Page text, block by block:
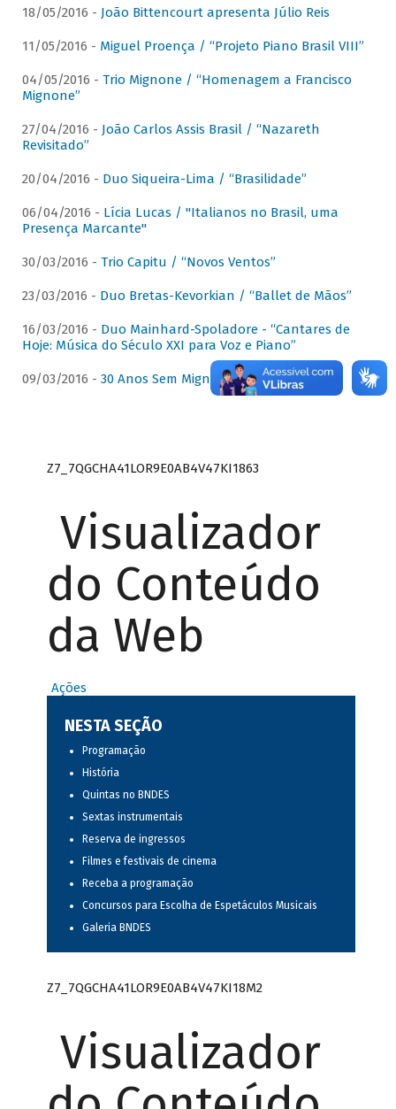
18/05/2016 - João Bittencourt apresenta Júlio Reis
11/05/2016 - Miguel Proença / “Projeto Piano Brasil VIII”
04/05/2016 - Trio Mignone / “Homenagem a Francisco
Mignone”
27/04/2016 - João Carlos Assis Brasil / “Nazareth
Revisitado”
20/04/2016 - Duo Siqueira-Lima / “Brasilidade”
06/04/2016 - Lícia Lucas / "Italianos no Brasil, uma
Presença Marcante"
30/03/2016 - Trio Capitu / “Novos Ventos”
23/03/2016 - Duo Bretas-Kevorkian / “Ballet de Mãos”
16/03/2016 - Duo Mainhard-Spoladore - “Cantares de
Hoje: Música do Século XXI para Voz e Piano”
09/03/2016 - 30 Anos Sem Mignone
Z7_7QGCHA41LOR9E0AB4V47KI1863
Visualizador
do Conteúdo
da Web
Ações
NESTA SEÇÃO
Programação
História
Quintas no BNDES
Sextas instrumentais
Reserva de ingressos
Filmes e festivais de cinema
Receba a programação
Concursos para Escolha de Espetáculos Musicais
Galeria BNDES
Z7_7QGCHA41LOR9E0AB4V47KI18M2
Visualizador